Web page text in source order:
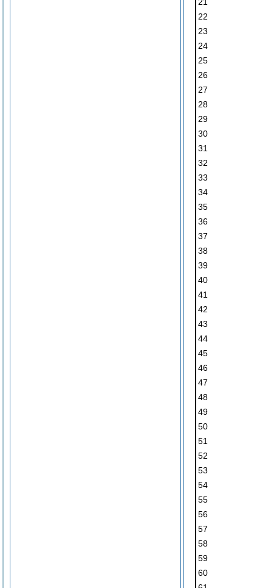
22
23
24
25
26
27
28
29
30
31
32
33
34
35
36
37
38
39
40
41
42
43
44
45
46
47
48
49
50
51
52
53
54
55
56
57
58
59
60